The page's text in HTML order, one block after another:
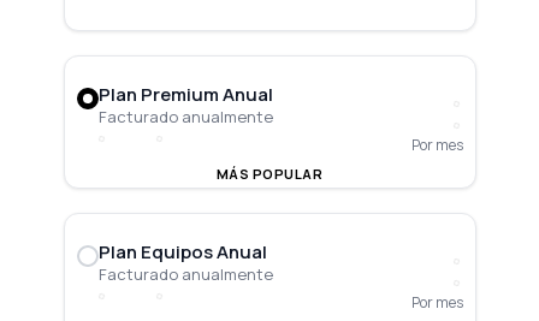
Plan Premium Anual
Facturado anualmente
Por mes
MÁS POPULAR
Plan Equipos Anual
Facturado anualmente
Por mes